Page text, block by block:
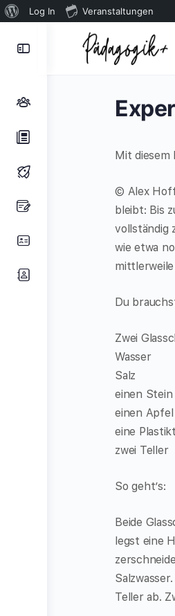
Über
Log In Veranstaltungen
Mit diesem
© Alex
bleibt: Bis
vollständig
wie etwa
Du
Zwei
Wasser
Salz
einen Stein
einen Apfel
eine
zwei Teller
So geht’s:
Beide
legst eine
Teller ab.